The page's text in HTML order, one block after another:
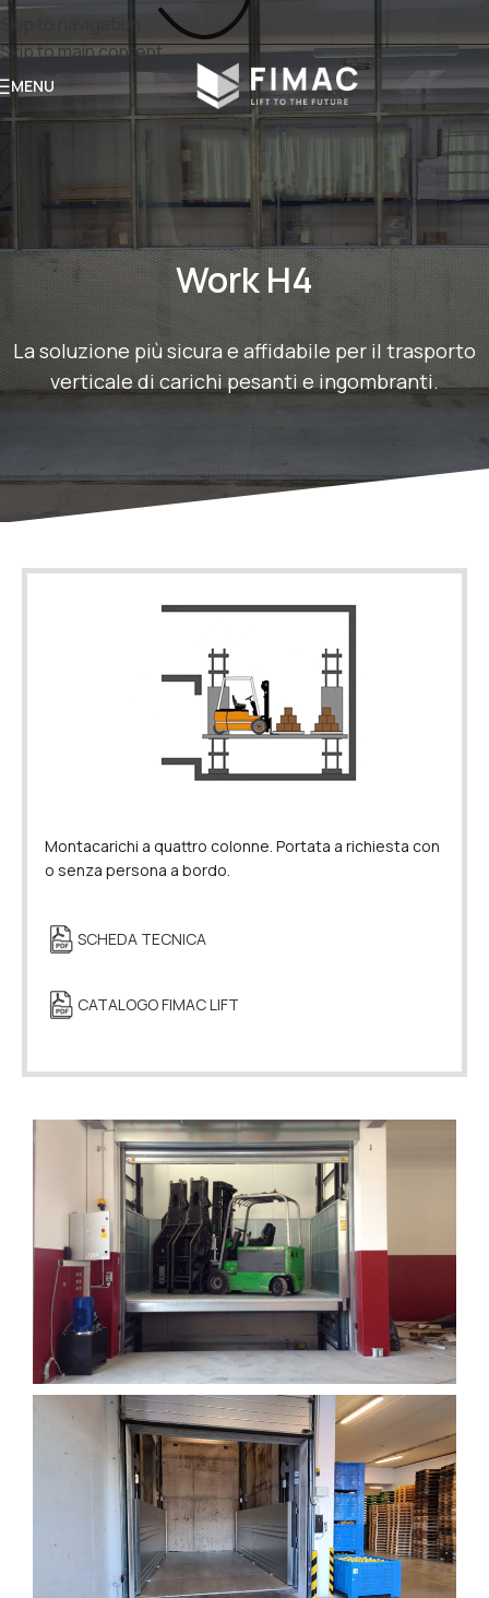
Skip to main content
MENU
Work H4
La soluzione più sicura e affidabile per il trasporto
verticale di carichi pesanti e ingombranti.
Montacarichi a quattro colonne. Portata a richiesta con
o senza persona a bordo.
SCHEDA TECNICA
CATALOGO FIMAC LIFT